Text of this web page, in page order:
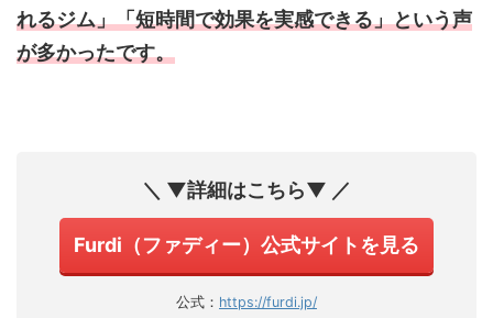
れるジム」「短時間で効果を実感できる」という声
が多かったです。
＼ ▼詳細はこちら▼ ／
Furdi（ファディー）公式サイトを見る
公式： https://furdi.jp/